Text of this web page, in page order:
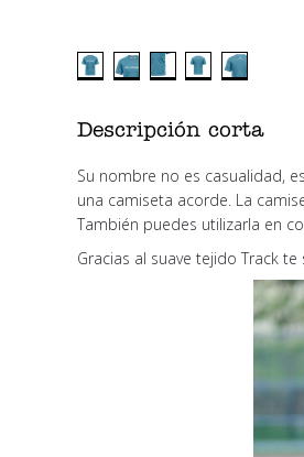
Descripción corta
Su nombre no es casualidad,
una camiseta acorde. La
También puedes utilizarla en
Gracias al suave tejido Track